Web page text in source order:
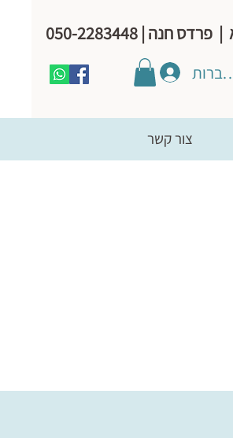
חנה | 050-2283448
צור קשר